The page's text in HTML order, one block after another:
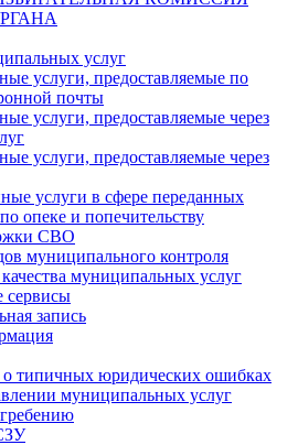
услуг
услуги, предоставляемые по
почты
услуги, предоставляемые через
услуги, предоставляемые через
услуги в сфере переданных
опеке и попечительству
СВО
муниципального контроля
муниципальных услуг
сервисы
запись
типичных юридических ошибках
муниципальных услуг